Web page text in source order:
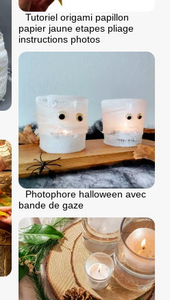
Tutoriel origami papillon
papier jaune etapes pliage
instructions photos
Photophore halloween avec
bande de gaze